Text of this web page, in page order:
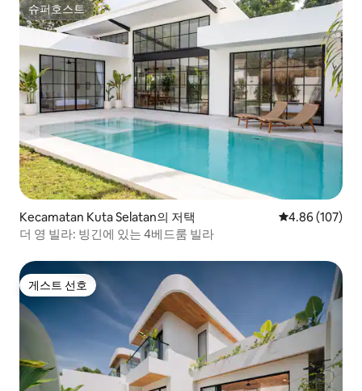
슈퍼호스트
슈퍼호스트
Kecamatan Kuta Selatan의 저택 평점 4.86점(5
4.86 (107)
더 영 빌라: 빙긴에 있는 4베드룸 빌라
게스트 선호
게스트 선호